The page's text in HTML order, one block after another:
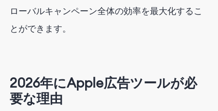
ローバルキャンペーン全体の効率を最大化するこ
とができます。
2026年にApple広告ツールが必
要な理由